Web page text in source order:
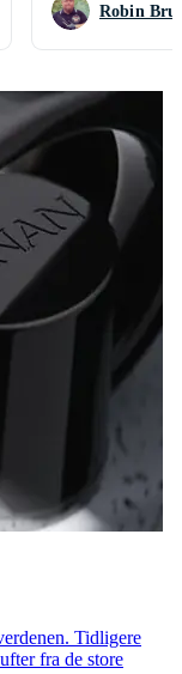
Robin
Tidligere
fra de store